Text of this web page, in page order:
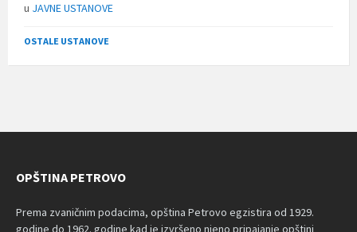
u JAVNE USTANOVE
OSTALE USTANOVE
OPŠTINA PETROVO
Prema zvaničnim podacima, opština Petrovo egzistira od 1929.
godine do 1962. godine kad je izvršeno njeno pripajanje opštini